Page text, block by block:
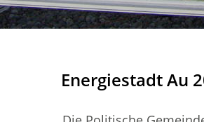
Energiestadt Au